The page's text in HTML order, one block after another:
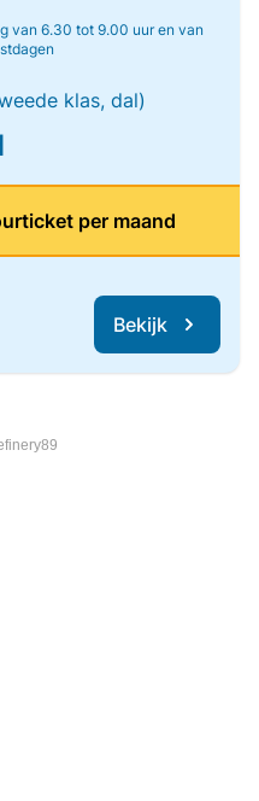
van 6.30 tot 9.00 uur en van
klas, dal)
per maand
Bekijk